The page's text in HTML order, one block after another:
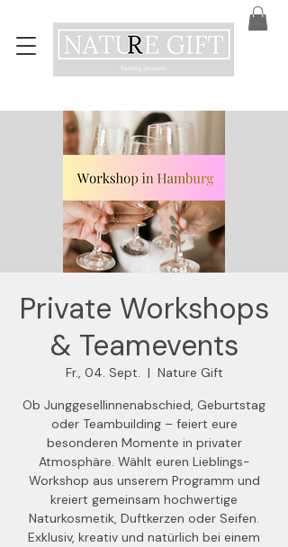
Private Workshops
& Teamevents
Fr., 04. Sept.
  |
Nature Gift
Ob Junggesellinnenabschied, Geburtstag
oder Teambuilding – feiert eure
besonderen Momente in privater
Atmosphäre. Wählt euren Lieblings-
Workshop aus unserem Programm und
kreiert gemeinsam hochwertige
Naturkosmetik, Duftkerzen oder Seifen.
Exklusiv, kreativ und natürlich bei einem